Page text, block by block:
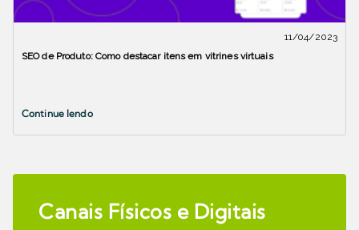
11/04/2023
SEO de Produto: Como destacar itens em vitrines virtuais
Continue lendo
Canais Físicos e Digitais